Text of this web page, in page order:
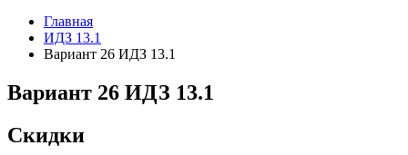
Главная
ИДЗ 13.1
Вариант 26 ИДЗ 13.1
Вариант 26 ИДЗ 13.1
Скидки